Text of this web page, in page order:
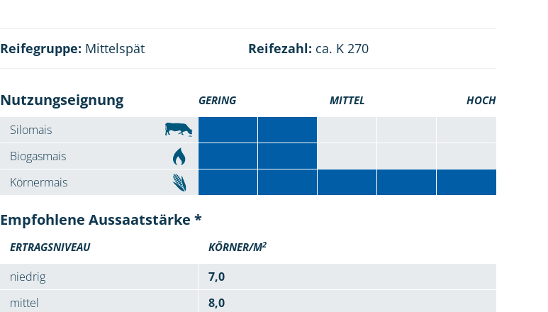
Reifegruppe: Mittelspät Reifezahl: ca. K 270
Nutzungseignung GERING MITTEL HOCH
Silomais
Biogasmais
Körnermais
Empfohlene Aussaatstärke *
ERTRAGSNIVEAU KÖRNER/M2
niedrig
7,0
mittel
8,0